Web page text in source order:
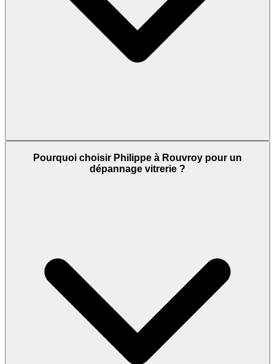
Pourquoi choisir Philippe à Rouvroy pour un
dépannage vitrerie ?